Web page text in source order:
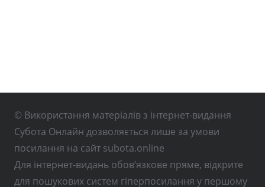
© Використання матеріалів з інтернет-видання
Субота Онлайн дозволяється лише за умови
посилання на сайт subota.online
Для інтернет-видань обов’язкове пряме, відкрите
для пошукових систем гіперпосилання у першому